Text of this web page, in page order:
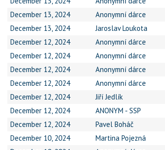
December 13, 2024
Anonymní dárce
December 13, 2024
Jaroslav Loukota
December 12, 2024
Anonymní dárce
December 12, 2024
Anonymní dárce
December 12, 2024
Anonymní dárce
December 12, 2024
Anonymní dárce
December 12, 2024
Jiří Jedlík
December 12, 2024
ANONYM - SSP
December 12, 2024
Pavel Boháč
December 10, 2024
Martina Pojezná